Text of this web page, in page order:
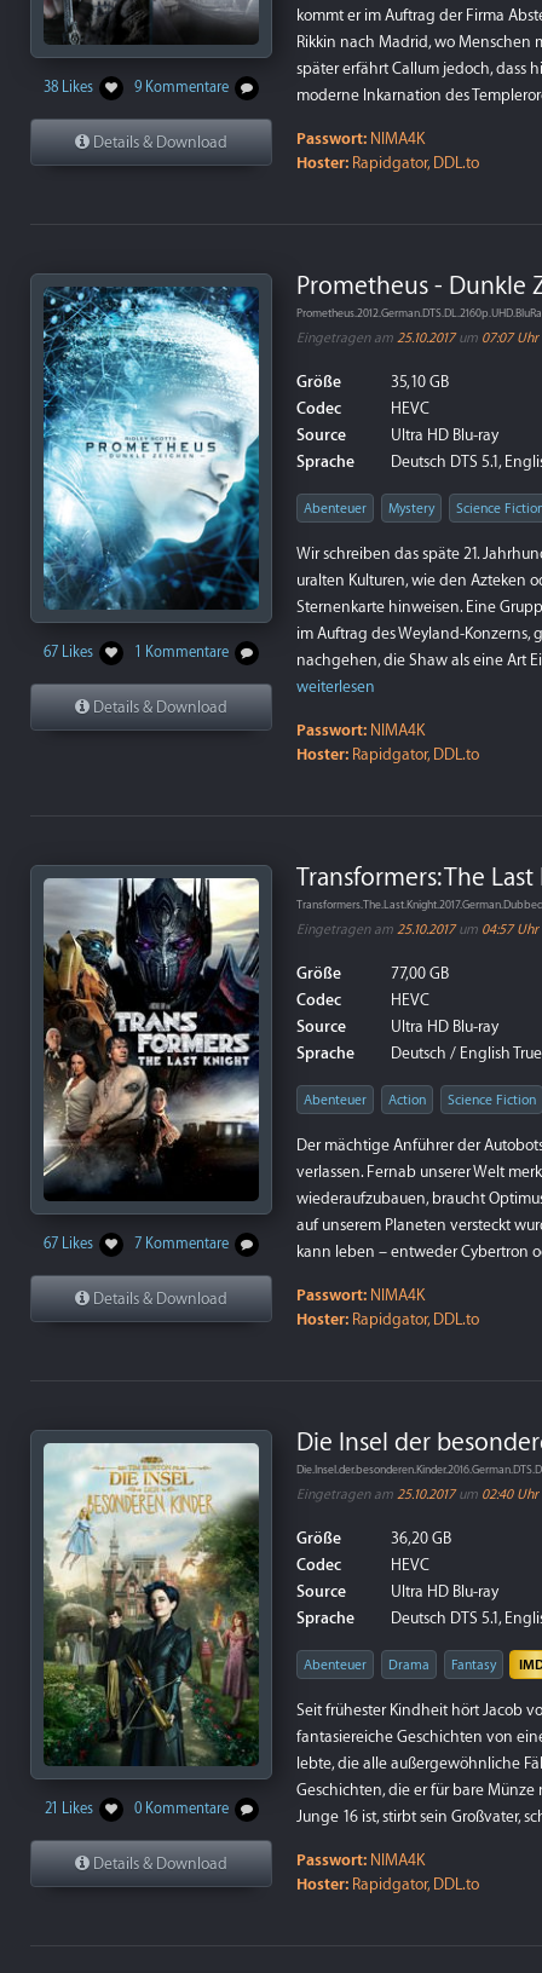
38 Likes 9 Kommentare
Details & Download
kommt er im Auftrag der Firma
Rikkin nach Madrid, wo
später erfährt Callum jedoch, dass
moderne Inkarnation des
Passwort: NIMA4K
Hoster: Rapidgator, DDL.to
67 Likes 1 Kommentare
Details & Download
Prometheus - Dunkle
Eingetragen am 25.10.2017um 07:07 Uhr
Größe
35,10 GB
Codec
HEVC
Source
Ultra HD Blu-ray
Sprache
Deutsch DTS 5.1,
Abenteuer Mystery Science
Wir schreiben das späte 21.
uralten Kulturen, wie den Azteken
Sternenkarte hinweisen. Eine
im Auftrag des Weyland-Konzerns,
nachgehen, die Shaw als eine Art
weiterlesen
Passwort: NIMA4K
Hoster: Rapidgator, DDL.to
67 Likes 7 Kommentare
Details & Download
Transformers: The
Eingetragen am 25.10.2017um 04:57 Uhr
Größe
77,00 GB
Codec
HEVC
Source
Ultra HD Blu-ray
Sprache
Deutsch / English
Abenteuer Action Science Fiction
Der mächtige Anführer der
verlassen. Fernab unserer Welt
wiederaufzubauen, braucht
auf unserem Planeten versteckt
kann leben – entweder Cybertron
Passwort: NIMA4K
Hoster: Rapidgator, DDL.to
21 Likes 0 Kommentare
Details & Download
Die Insel der
Eingetragen am 25.10.2017um 02:40 Uhr
Größe
36,20 GB
Codec
HEVC
Source
Ultra HD Blu-ray
Sprache
Deutsch DTS 5.1,
Abenteuer Drama Fantasy
Seit frühester Kindheit hört Jacob
fantasiereiche Geschichten von
lebte, die alle außergewöhnliche
Geschichten, die er für bare
Junge 16 ist, stirbt sein Großvater,
Passwort: NIMA4K
Hoster: Rapidgator, DDL.to